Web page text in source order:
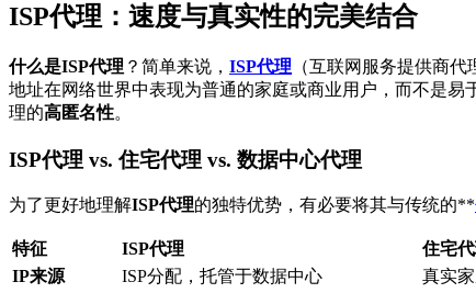
ISP代理：速度与真实性的完美结合
什么是ISP代理 ？简单来说， ISP代理 （互联网服务提供商
地址在网络世界中表现为普通的家庭或商业用户，而不是易
理的高匿名性。
ISP代理 vs. 住宅代理 vs. 数据中心代理
为了更好地理解ISP代理的独特优势，有必要将其与传统的**
特征 ISP代理 住宅
IP来源
ISP分配，托管于数据中心 真实